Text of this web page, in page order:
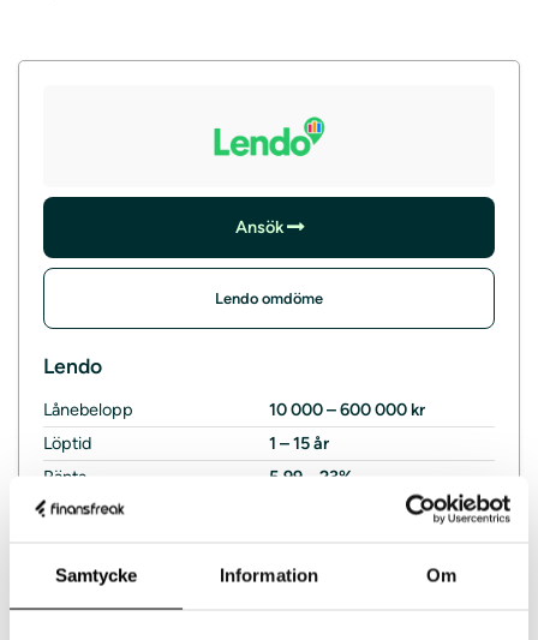
Samtycke Information Om
Ansök
Lendo omdöme
Lendo
Lånebelopp
10 000 – 600 000 kr
Löptid
1 – 15 år
Ränta
5,99 – 23%
Institut
Räntegaranti